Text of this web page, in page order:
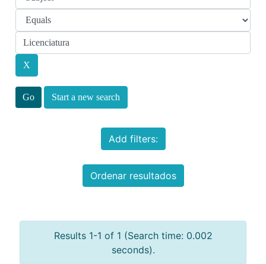
Start a new search
Add filters:
Ordenar resultados
Results 1-1 of 1 (Search time: 0.002
seconds).